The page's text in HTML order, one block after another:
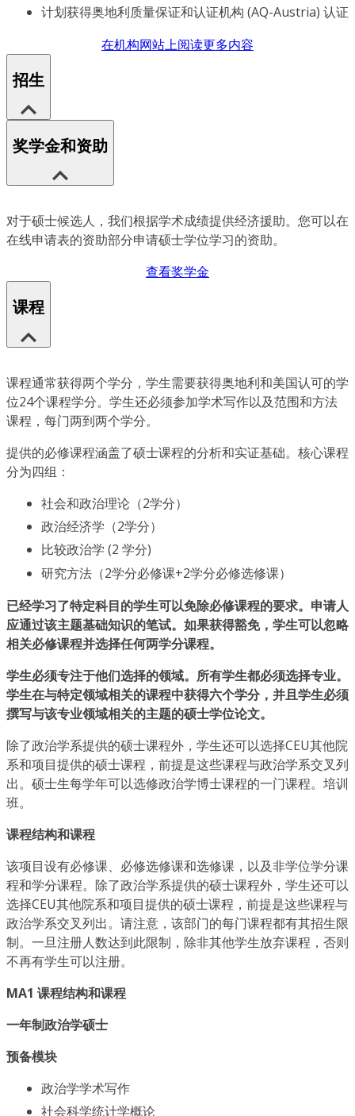
计划获得奥地利质量保证和认证机构 (AQ-Austria) 认证
在机构网站上阅读更多内容
招生
奖学金和资助
对于硕士候选人，我们根据学术成绩提供经济援助。您可以在
在线申请表的资助部分申请硕士学位学习的资助。
查看奖学金
课程
课程通常获得两个学分，学生需要获得奥地利和美国认可的学
位24个课程学分。学生还必须参加学术写作以及范围和方法
课程，每门两到两个学分。
提供的必修课程涵盖了硕士课程的分析和实证基础。核心课程
分为四组：
社会和政治理论（2学分）
政治经济学（2学分）
比较政治学 (2 学分)
研究方法（2学分必修课+2学分必修选修课）
已经学习了特定科目的学生可以免除必修课程的要求。申请人
应通过该主题基础知识的笔试。如果获得豁免，学生可以忽略
相关必修课程并选择任何两学分课程。
学生必须专注于他们选择的领域。所有学生都必须选择专业。
学生在与特定领域相关的课程中获得六个学分，并且学生必须
撰写与该专业领域相关的主题的硕士学位论文。
除了政治学系提供的硕士课程外，学生还可以选择CEU其他院
系和项目提供的硕士课程，前提是这些课程与政治学系交叉列
出。硕士生每学年可以选修政治学博士课程的一门课程。培训
班。
课程结构和课程
该项目设有必修课、必修选修课和选修课，以及非学位学分课
程和学分课程。除了政治学系提供的硕士课程外，学生还可以
选择CEU其他院系和项目提供的硕士课程，前提是这些课程与
政治学系交叉列出。请注意，该部门的每门课程都有其招生限
制。一旦注册人数达到此限制，除非其他学生放弃课程，否则
不再有学生可以注册。
MA1 课程结构和课程
一年制政治学硕士
预备模块
政治学学术写作
社会科学统计学概论